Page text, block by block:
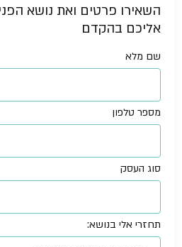
השאירו פרטים ואת נושא
אליכם בהקדם
שם מלא
מספר טלפון
סוג העסק
תחזרי אלי בנושא: